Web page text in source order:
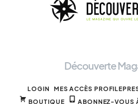
Découverte
LOGIN MES ACCÈS
BOUTIQUE
ABONNEZ-VOUS